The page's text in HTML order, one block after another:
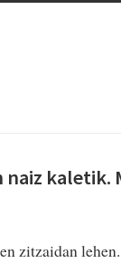
kaletik.
zitzaidan